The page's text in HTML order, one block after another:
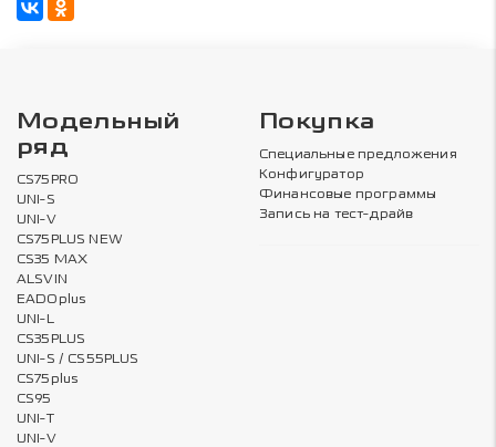
Модельный
ряд
CS75PRO
UNI-S
UNI-V
CS75PLUS NEW
CS35 MAX
ALSVIN
EADOplus
UNI-L
CS35PLUS
UNI-S / CS55PLUS
CS75plus
CS95
UNI-T
UNI-V
Покупка
Специальные предложения
Конфигуратор
Финансовые программы
Запись на тест-драйв